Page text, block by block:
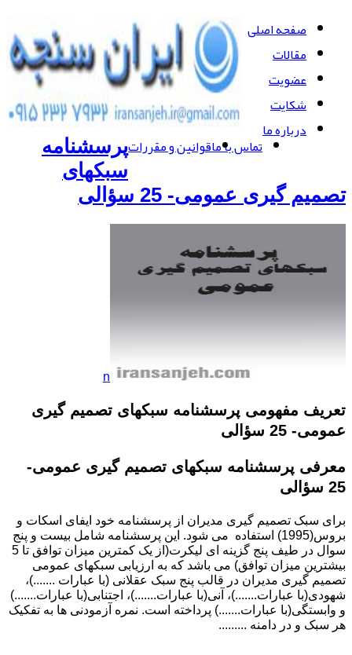
صفحه اصلی
مقالات
عضویت
شکایت
درباره ما
تماس با ماقوانین و مقرراتپرسشنامه
سبکهای
تصمیم گیری عمومی- 25 سؤالی
n
تعریف مفهومی پرسشنامه سبکهای تصمیم گیری
عمومی- 25 سؤالی
معرفی پرسشنامه سبکهای تصمیم گیری عمومی-
25 سؤالی
برای سبک تصمیم گیری مدیران از پرسشنامه خود ایفای اسکات و
بروس(1995) استفاده
می شود. این پرسشنامه شامل بیست و پنج
سوال در طیف پنج گزینه ای لیکرت(از یک کمترین میزان توافق تا 5
بیشترین میزان توافق) می باشد که به ارزیابی سبکهای عمومی
تصمیم گیری مدیران در قالب پنج سبک عقلانی (با عبارات .......)،
شهودی(با عبارات.......)، آنی(با عبارات.......)، اجتنابی(با عبارات.......)
و وابستگی(با عبارات.......) پرداخته است. نمره آزمودنی ها به تفکیک
هر سبک و در دامنه .........